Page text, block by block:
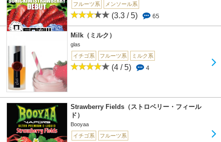
フルーツ系 メンソール系
(3.3 / 5) 65
Milk（ミルク）
glas
イチゴ系
フルーツ系 ミルク系
(4 / 5) 4
Strawberry Fields（ストロベリー・フィール
ド）
Booyaa
イチゴ系
フルーツ系